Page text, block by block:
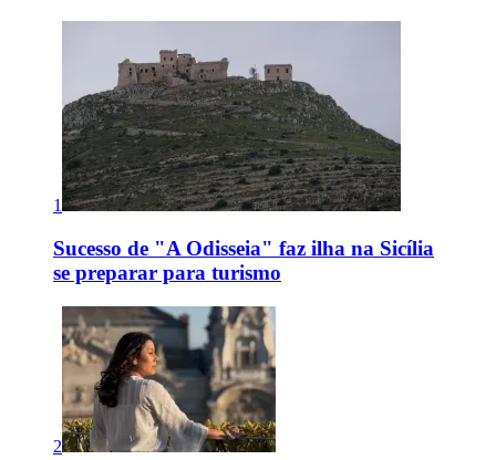
1
Sucesso de "A Odisseia" faz ilha na Sicília
se preparar para turismo
2